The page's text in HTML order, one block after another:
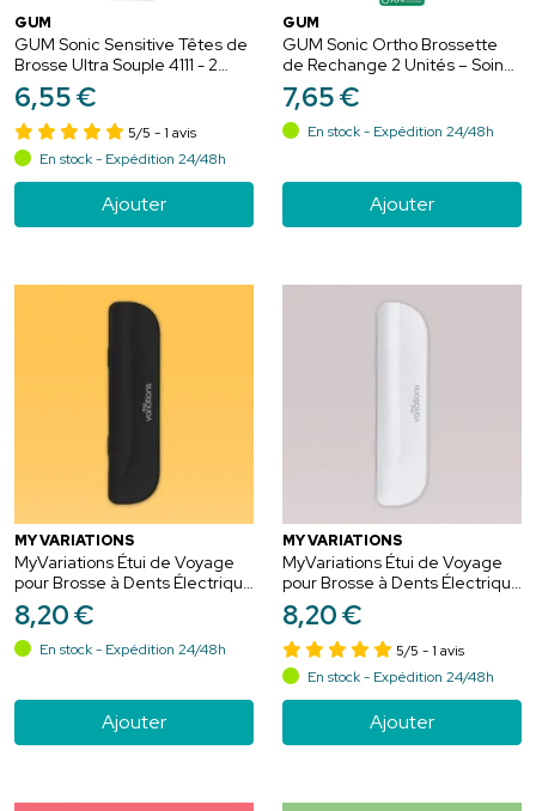
GUM
GUM Sonic Sensitive Têtes de
Brosse Ultra Souple 4111 - 2
unités
6,55€
5/5 - 1 avis
En stock - Expédition 24/48h
Ajouter
GUM
GUM Sonic Ortho Brossette
de Rechange 2 Unités – Soin
et hygiène orthodontique
7,65€
En stock - Expédition 24/48h
Ajouter
MY VARIATIONS
MyVariations Étui de Voyage
pour Brosse à Dents Électrique
Onyx-Black
8,20€
En stock - Expédition 24/48h
Ajouter
MY VARIATIONS
MyVariations Étui de Voyage
pour Brosse à Dents Électrique
Ivory-White
8,20€
5/5 - 1 avis
En stock - Expédition 24/48h
Ajouter